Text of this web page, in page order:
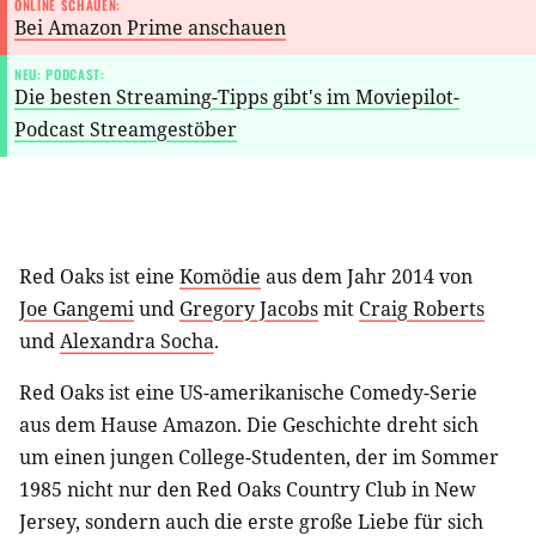
ONLINE SCHAUEN:
Bei Amazon Prime anschauen
NEU: PODCAST:
Die besten Streaming-Tipps gibt's im Moviepilot-
Podcast Streamgestöber
Red Oaks ist eine Komödie aus dem Jahr 2014 von
Joe Gangemiund Gregory Jacobsmit Craig Roberts
undAlexandra Socha.
Red Oaks ist eine US-amerikanische Comedy-Serie
aus dem Hause Amazon. Die Geschichte dreht sich
um einen jungen College-Studenten, der im Sommer
1985 nicht nur den Red Oaks Country Club in New
Jersey, sondern auch die erste große Liebe für sich